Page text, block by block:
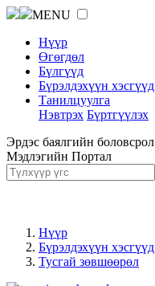
MENU
Нүүр
Өгөгдөл
Бүлгүүд
Бүрэлдэхүүн хэсгүүд
Танилцуулга
Нэвтрэх Бүртгүүлэх
Эрдэс баялгийн боловсрол
Мэдлэгийн Портал
Нүүр
Бүрэлдэхүүн хэсгүүд
Тусгай зөвшөөрөл